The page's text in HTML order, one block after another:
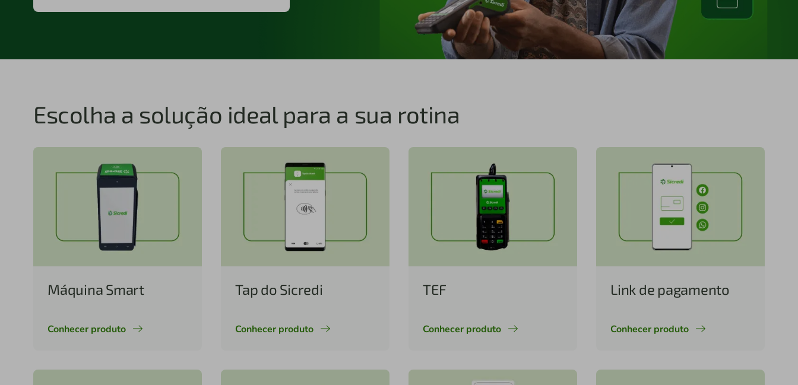
Escolha a solução ideal para a sua rotina
Máquina Smart
Conhecer produto
Tap do Sicredi
Conhecer produto
TEF
Conhecer produto
Link de pagamento
Conhecer produto